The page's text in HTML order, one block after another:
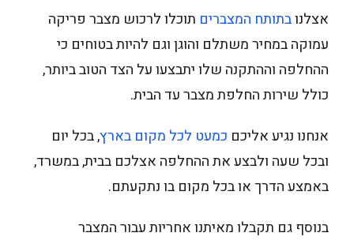
אצלנובתותח המצברים תוכלו לרכוש מצבר פריקה
עמוקה במחיר משתלם והוגן וגם להיות בטוחים כי
ההחלפה וההתקנה שלו יתבצעו על הצד הטוב ביותר,
כולל שירות החלפת מצבר עד הבית.
אנחנו נגיע אליכם כמעט לכל מקום בארץ, בכל יום
ובכל שעה ולבצע את ההחלפה אצלכם בבית, במשרד,
באמצע הדרך או בכל מקום בו נתקעתם.
בנוסף גם תקבלו מאיתנו אחריות עבור המצבר